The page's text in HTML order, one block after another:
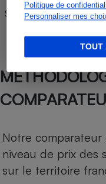
Politique de
Personnaliser mes
TOUT
SP 98 63,57 €
Notre
niveau de prix des
sur le territoire